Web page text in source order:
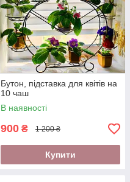
Бутон, підставка для квітів на
10 чаш
В наявності
900 ₴ 1 200 ₴
Купити